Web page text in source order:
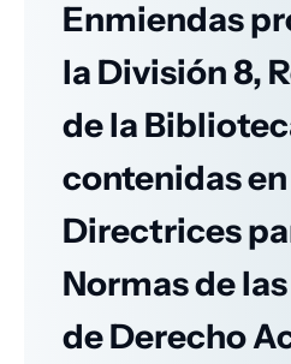
Enmiendas
la División 8,
de la
contenidas
Directrices
Normas de
de Derecho